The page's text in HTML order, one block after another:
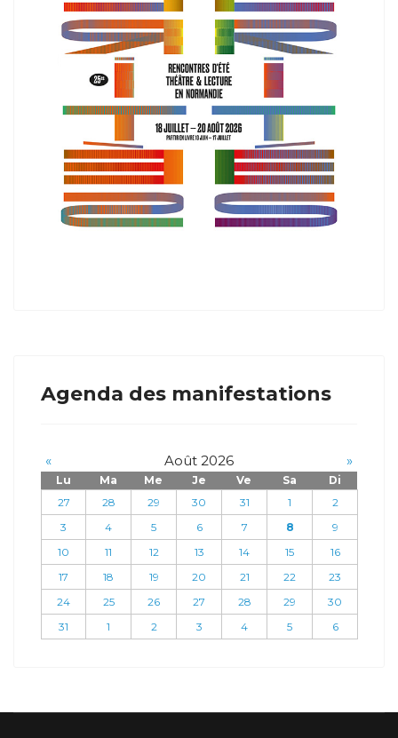
Agenda des manifestations
« Août 2026 »
Lu Ma Me Je Ve Sa
Di
27
28 29 30 31 1
2
3
4 5 6 7 8
9
10
11 12 13 14 15
16
17
18 19 20 21 22
23
24
25 26 27 28 29
30
31
1 2 3 4 5 6